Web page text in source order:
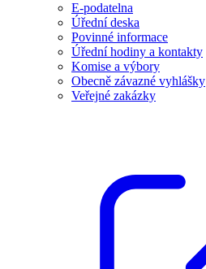
E-podatelna
Úřední deska
Povinné informace
Úřední hodiny a kontakty
Komise a výbory
Obecně závazné vyhlášky
Veřejné zakázky